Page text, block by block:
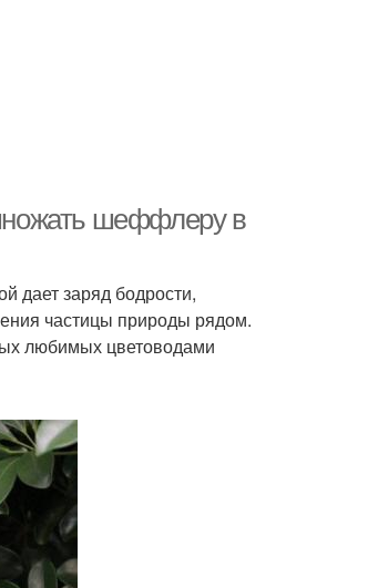
шеффлеру в
дает заряд бодрости,
частицы природы рядом.
любимых цветоводами